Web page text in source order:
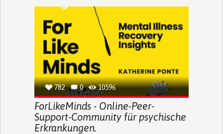
782 0 10596
ForLikeMinds - Online-Peer-
Support-Community für psychische
Erkrankungen.